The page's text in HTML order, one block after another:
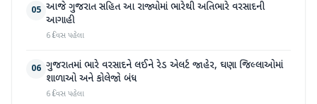
05 આજે ગુજરાત સહિત આ રાજ્યોમાં ભારેથી અતિભારે વરસાદની
આગાહી
6 દિવસ પહેલા
06 ગુજરાતમાં ભારે વરસાદને લઈને રેડ એલર્ટ જાહેર, ઘણા જિલ્લાઓમાં
શાળાઓ અને કોલેજો બંધ
6 દિવસ પહેલા